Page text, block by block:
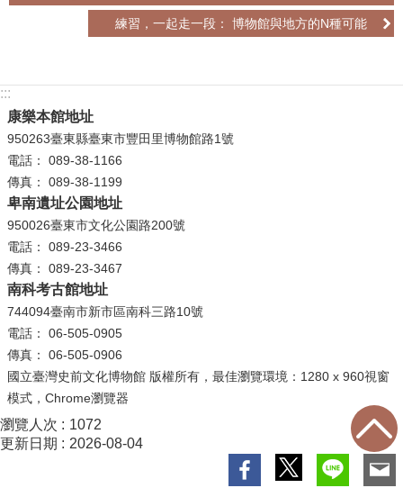
等
專
區
友
善
措
服
務
服
務
信
箱
網
站
練習，一起走一段： 博物館與地方的N種可能
:::
康樂本館地址
950263臺東縣臺東市豐田里博物館路1號
電話： 089-38-1166
傳真： 089-38-1199
卑南遺址公園地址
950026臺東市文化公園路200號
電話： 089-23-3466
傳真： 089-23-3467
南科考古館地址
744094臺南市新市區南科三路10號
電話： 06-505-0905
傳真： 06-505-0906
國立臺灣史前文化博物館 版權所有，最佳瀏覽環境：1280 x 960視窗
模式，Chrome瀏覽器
瀏覽人次
1072
更新日期
2026-08-04